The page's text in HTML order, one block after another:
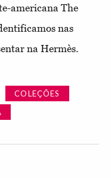
americana The
nas
na Hermès.
COLEÇÕES